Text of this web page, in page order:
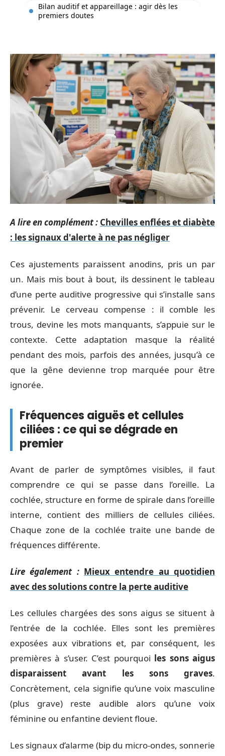
Bilan auditif et appareillage : agir dès les
premiers doutes
A lire en complément : Chevilles enflées et diabète
: les signaux d'alerte à ne pas négliger
Ces ajustements paraissent anodins, pris un par
un. Mais mis bout à bout, ils dessinent le tableau
d’une perte auditive progressive qui s’installe sans
prévenir. Le cerveau compense : il comble les
trous, devine les mots manquants, s’appuie sur le
contexte. Cette adaptation masque la réalité
pendant des mois, parfois des années, jusqu’à ce
que la gêne devienne trop marquée pour être
ignorée.
Fréquences aiguës et cellules
ciliées : ce qui se dégrade en
premier
Avant de parler de symptômes visibles, il faut
comprendre ce qui se passe dans l’oreille. La
cochlée, structure en forme de spirale dans l’oreille
interne, contient des milliers de cellules ciliées.
Chaque zone de la cochlée traite une bande de
fréquences différente.
Lire également : Mieux entendre au quotidien
avec des solutions contre la perte auditive
Les cellules chargées des sons aigus se situent à
l’entrée de la cochlée. Elles sont les premières
exposées aux vibrations et, par conséquent, les
premières à s’user. C’est pourquoi les sons aigus
disparaissent avant les sons graves.
Concrètement, cela signifie qu’une voix masculine
(plus grave) reste audible alors qu’une voix
féminine ou enfantine devient floue.
Les signaux d’alarme (bip du micro-ondes, sonnerie